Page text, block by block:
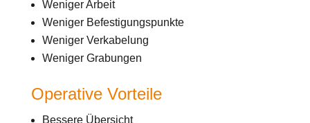
Weniger Arbeit
Weniger Befestigungspunkte
Weniger Verkabelung
Weniger Grabungen
Operative Vorteile
Bessere Übersicht